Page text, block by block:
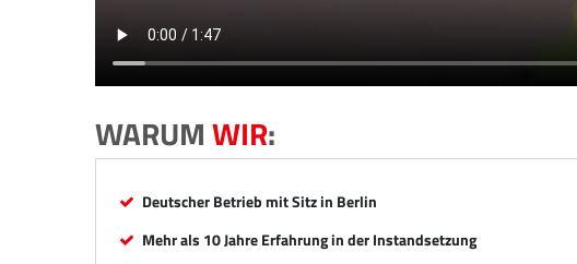
WARUMWIR:
Deutscher Betrieb mit Sitz in Berlin
Mehr als 10 Jahre Erfahrung in der Instandsetzung